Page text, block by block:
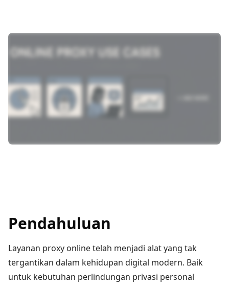
Pendahuluan
Layanan proxy online telah menjadi alat yang tak
tergantikan dalam kehidupan digital modern. Baik
untuk kebutuhan perlindungan privasi personal